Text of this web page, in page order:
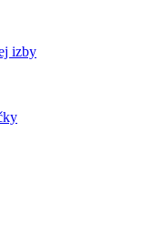
izby